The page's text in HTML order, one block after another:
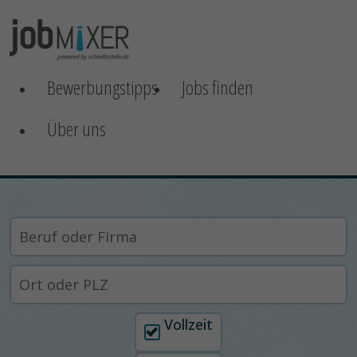
Bewerbungstipps
Jobs finden
Über uns
Arbeitszeit auswählen
Vollzeit